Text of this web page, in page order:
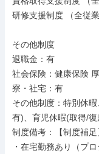
研修支援制度 （全従業
その他制度
退職金：有
社会保険：健康保険
寮・社宅：有
その他制度：特別休
有)、育児休暇(取得/
制度備考：【制度補足
・在宅勤務あり（プ